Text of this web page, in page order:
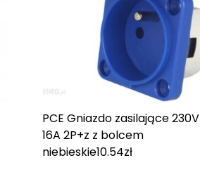
PCE Gniazdo zasilające 230V
16A 2P+z z bolcem
niebieskie10.54zł